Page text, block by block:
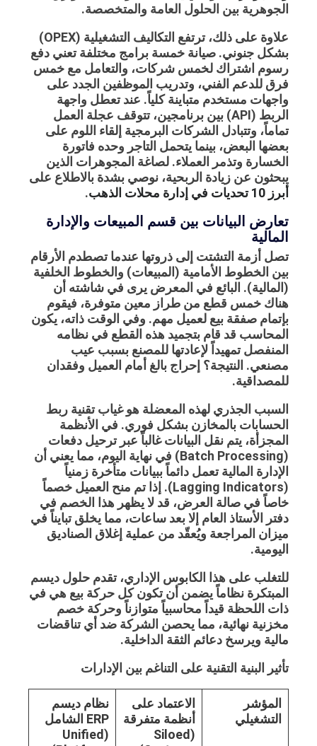
الجوهرية بين الحلول العامة والمتخصصة.
علاوة على ذلك، ترتفع التكاليف التشغيلية (OPEX)
بشكل جنوني. صيانة خمسة برامج مختلفة تعني دفع
رسوم اشتراك لخمس شركات، والتعامل مع خمس
فرق للدعم الفني، وتدريب الموظفين الجدد على
واجهات مستخدم متباينة كلياً. عند تعطل واجهة
الربط (API) بين برنامجين، تتوقف عجلة العمل
تماماً، وتتبادل الشركات البرمجية إلقاء اللوم على
بعضها البعض، بينما يتحمل التاجر وحده فاتورة
الخسارة وتذمر العملاء. لصاغة المجوهرات الذين
يبحثون عن زيادة الربحية، نوصي بشدة بالاطلاع على
أبرز 10 تحديات في إدارة محلات الذهب
.
تعارض البيانات بين قسم المبيعات والإدارة
المالية
تصل أزمة التشتت إلى ذروتها عندما تصطدم الأرقام
بين الخطوط الأمامية (المبيعات) والخطوط الخلفية
(المالية). البائع في المعرض يرى في شاشته أن
هناك خمس قطع من طراز معين متوفرة، فيقوم
بإتمام صفقة بيع لعميل مهم. وفي الوقت ذاته، يكون
المحاسب قد قام بتجميد هذه القطع في نظامه
المنفصل تمهيداً لإعادتها للمصنع بسبب عيب
مصنعي. النتيجة؟ إحراج بالغ أمام العميل وفقدان
للمصداقية.
السبب الجذري لهذه المعضلة هو غياب تقنية ربط
الحسابات بالمخازن بشكل فوري. في الأنظمة
المجزأة، يتم نقل البيانات غالباً عبر ترحيل دفعات
(Batch Processing) في نهاية اليوم، مما يعني أن
الإدارة المالية تعمل دائماً ببيانات متأخرة زمنياً
(Lagging Indicators). إذا تم منح العميل خصماً
خاصاً في صالة العرض، قد لا يظهر هذا الخصم في
دفتر الأستاذ العام إلا بعد ساعات، مما يخلق تبايناً في
ميزان المراجعة ويُعقّد من عملية إغلاق الصناديق
اليومية.
للتغلب على هذا الكابوس الإداري، تقدم حلول ديسم
المبتكرة نظاماً يضمن أن تكون كل حركة بيع هي في
ذات اللحظة قيداً محاسبياً متوازناً وحركة خصم
مخزنية نهائية، مما يحصن الشركة ضد أي تناقضات
مالية ويرسخ دعائم الثقة الداخلية.
تأثير البنية التقنية على التناغم بين الإدارات
المؤشر
التشغيلي
الاعتماد على
أنظمة متفرقة
(Siloed
نظام ديسم
ERP الشامل
(Unified